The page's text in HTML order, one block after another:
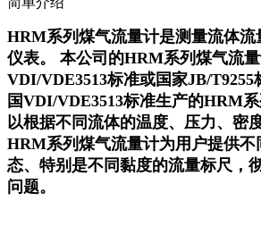
HRM系列煤气流量计是测量流体流
仪表。 本公司的HRM系列煤气流
VDI/VDE3513标准或国家JB/T9255
国VDI/VDE3513标准生产的HRM系
以根据不同流体的温度、压力、密度
HRM系列煤气流量计为用户提供不同
态、特别是不同黏度的流量标尺
问题。